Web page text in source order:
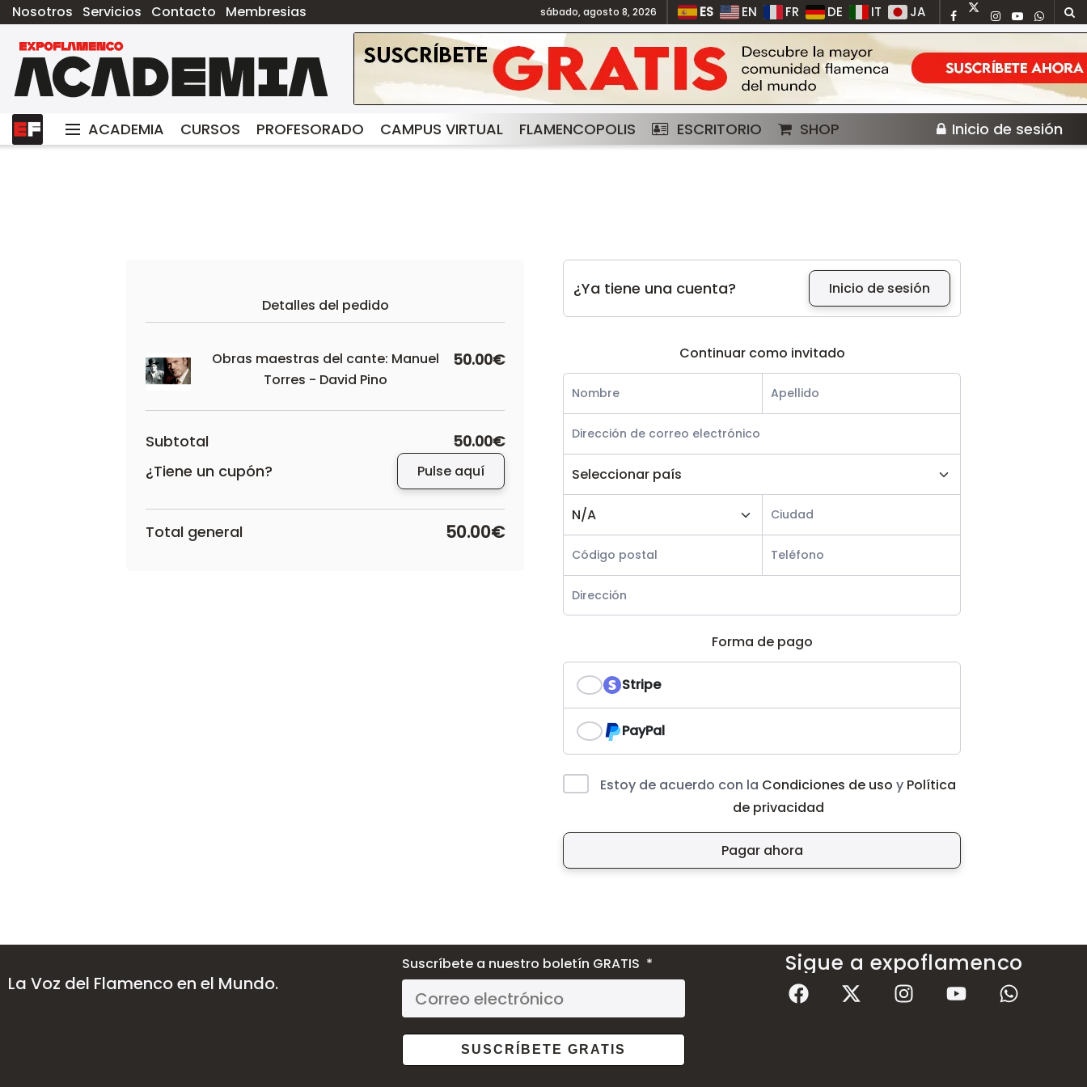
Nosotros Servicios Contacto Membresias sábado, agosto 8, 2026 ES EN FR DE IT JA
ACADEMIA CURSOS PROFESORADO CAMPUS VIRTUAL FLAMENCOPOLIS ESCRITORIO SHOP Inicio de sesión
Detalles del pedido
Obras maestras del cante: Manuel
Torres - David Pino
50.00€
Subtotal
50.00€
¿Tiene un cupón?
Pulse aquí
Total general 50.00€
¿Ya tiene una cuenta? Inicio de sesión
Continuar como invitado
Forma de pago
Stripe
PayPal
Estoy de acuerdo con la Condiciones de uso y Política
de privacidad
Pagar ahora
La Voz del Flamenco en el Mundo.
Suscríbete a nuestro boletín GRATIS
SUSCRÍBETE GRATIS
Sigue a expoflamenco